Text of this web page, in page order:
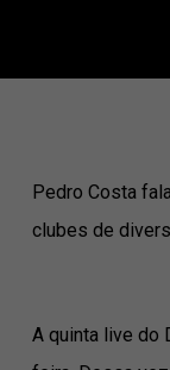
Pedro Costa
clubes de
A quinta live do